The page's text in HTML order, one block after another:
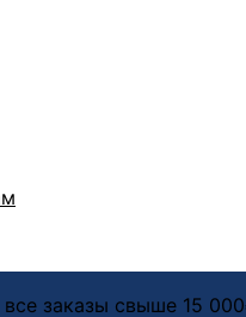
все заказы свыше 15